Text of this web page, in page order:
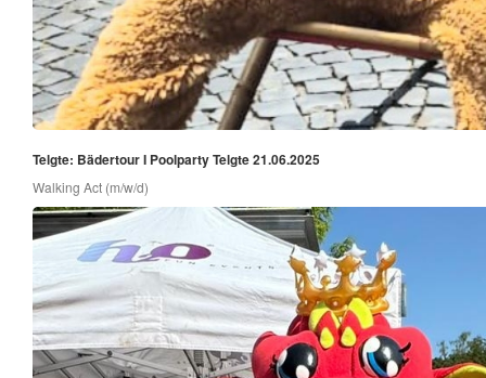
Telgte: Bädertour I Poolparty Telgte 21.06.2025
Walking Act (m/w/d)